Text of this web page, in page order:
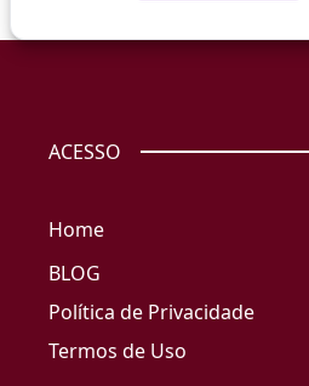
ACESSO
Home
BLOG
Política de Privacidade
Termos de Uso